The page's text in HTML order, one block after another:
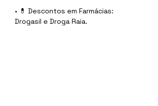
• 💊 Descontos em Farmácias:
Drogasil e Droga Raia.